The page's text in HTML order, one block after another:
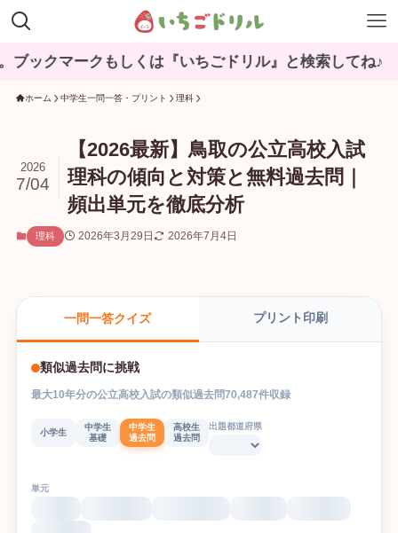
クもしくは『いちごドリル』と検索してね♪
ホーム 中学生一問一答・プリント 理科
【2026最新】鳥取の公立高校入試
理科の傾向と対策と無料過去問｜
頻出単元を徹底分析
2026
7/04
理科 2026年3月29日 2026年7月4日
一問一答クイズ プリント印刷
類似過去問に挑戦
最大10年分の公立高校入試の類似過去問70,487件収録
小学生
中学生
基礎
中学生
過去問
高校生
過去問
出題都道府県
単元